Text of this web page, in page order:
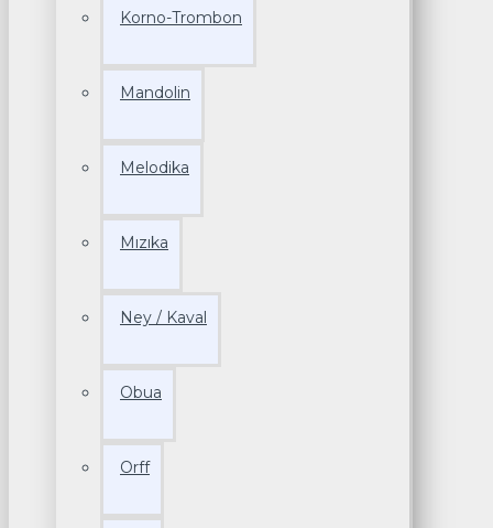
Korno-Trombon
Mandolin
Melodika
Mızıka
Ney / Kaval
Obua
Orff